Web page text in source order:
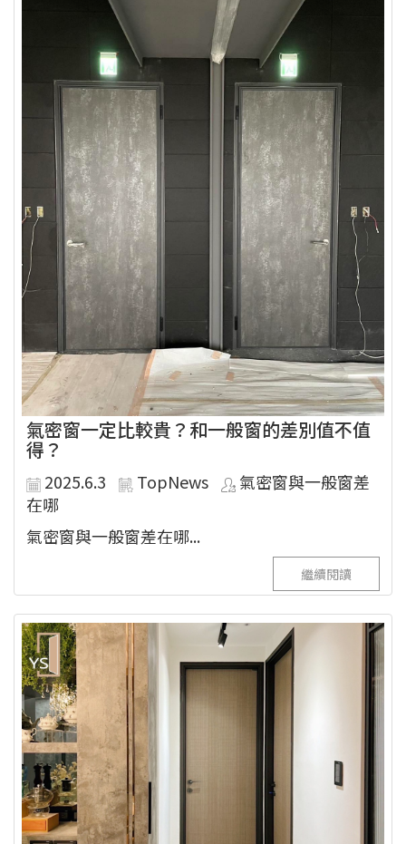
氣密窗一定比較貴？和一般窗的差別值不值
得？
2025.6.3 TopNews
氣密窗與一般窗差
在哪
氣密窗與一般窗差在哪...
繼續閱讀